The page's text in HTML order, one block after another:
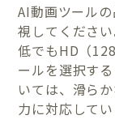
AI動画ツール
視してくださ
低でもHD（
ールを選択す
いては、滑ら
力に対応して